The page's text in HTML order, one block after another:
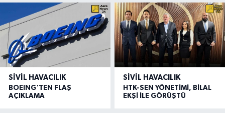
SIVIL HAVACILIK
BOEING'TEN FLAŞ
AÇIKLAMA
SIVIL HAVACILIK
HTK-SEN YÖNETİMİ, BİLAL
EKŞİ İLE GÖRÜŞTÜ